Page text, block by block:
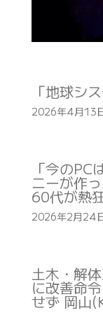
「地球シ
2026年4月13
「今の
ニーが作
60代が熱
2026年2月24
土木・解
に改善命
せず 岡山